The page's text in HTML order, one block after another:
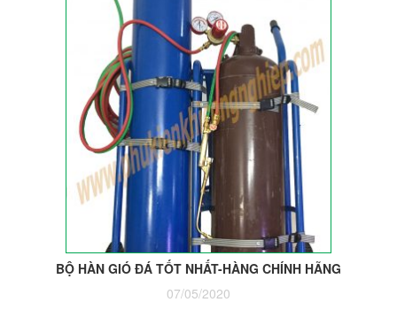
BỘ HÀN GIÓ ĐÁ TỐT NHẤT-HÀNG CHÍNH HÃNG
07/05/2020